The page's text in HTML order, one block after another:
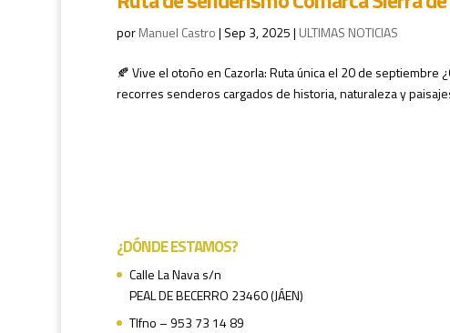
porManuel Castro| Sep 3, 2025| ULTIMAS NOTICIAS
🍂 Vive el otoño en Cazorla: Ruta única el 20 de
recorres senderos cargados de historia, naturaleza y
¿DÓNDE ESTAMOS?
Calle La Nava s/n
PEAL DE BECERRO 23460 (JÁEN)
Tlfno – 953 73 14 89